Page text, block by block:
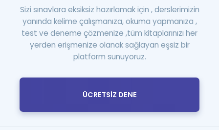
Sizi sınavlara eksiksiz hazırlamak için , derslerimizin
yanında kelime çalışmanıza, okuma yapmanıza ,
test ve deneme çözmenize ,tüm kitaplarınızı her
yerden erişmenize olanak sağlayan eşsiz bir
platform sunuyoruz.
ÜCRETSİZ DENE